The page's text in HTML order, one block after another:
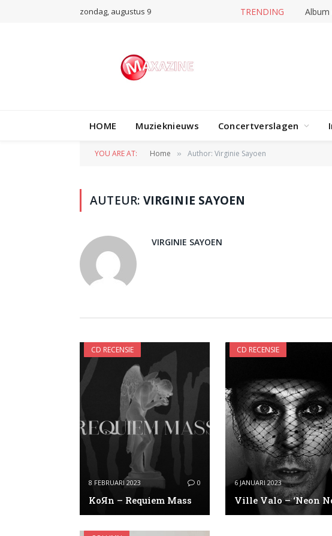
zondag, augustus 9 TRENDING
HOME Muzieknieuws Concertverslagen
YOU ARE AT: Home » Author: Virginie Sayoen
AUTEUR: VIRGINIE SAYOEN
VIRGINIE SAYOEN
CD RECENSIE
8 FEBRUARI 2023 0
KoЯn – Requiem Mass
CD RECENSIE
6 JANUARI 2023
Ville Valo – ‘Neon